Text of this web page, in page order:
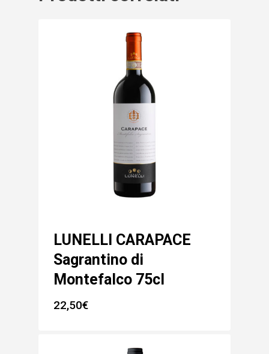
LUNELLI CARAPACE
Sagrantino di
Montefalco 75cl
22,50€